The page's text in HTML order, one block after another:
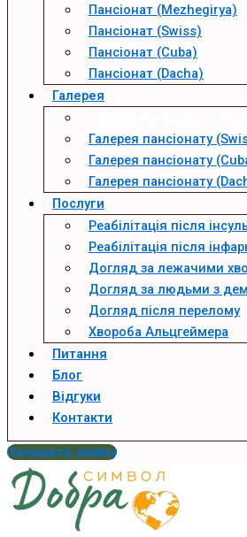
Пансіонат (Mezhegirya)
Пансіонат (Swiss)
Пансіонат (Cuba)
Пансіонат (Dacha)
Галерея
Галерея пансіонату
Галерея пансіонату
Галерея пансіонату
Послуги
Реабілітація після
Реабілітація після
Догляд за лежачими
Догляд за людьми з
Догляд після перелому
Хвороба Альцгеймера
Питання
Блог
Відгуки
Контакти
Залишити заявку